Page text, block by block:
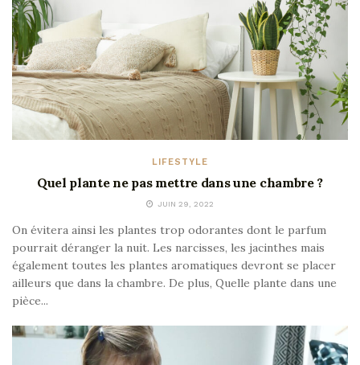
LIFESTYLE
Quel plante ne pas mettre dans une chambre ?
JUIN 29, 2022
On évitera ainsi les plantes trop odorantes dont le parfum
pourrait déranger la nuit. Les narcisses, les jacinthes mais
également toutes les plantes aromatiques devront se placer
ailleurs que dans la chambre. De plus, Quelle plante dans une
pièce...